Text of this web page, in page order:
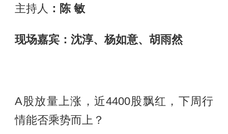
主持人 ：陈 敏
现场嘉宾：沈淳、杨如意、胡雨然
A股放量上涨，近4400股飘红，下周行
情能否乘势而上？